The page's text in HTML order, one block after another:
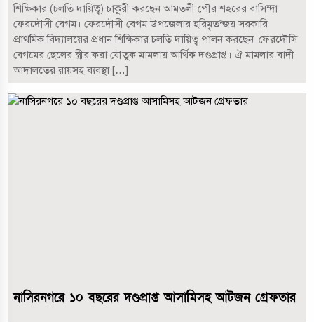
শিক্ষিকার (চলতি দায়িত্ব) চাকুরী করছেন আমতলী পৌর শহরের বাসিন্দা
ফেরদৌসী বেগম। ফেরদৌসী বেগম উপজেলার হরিমৃতন্জয় সরকারি
প্রাথমিক বিদ্যালয়ের প্রধান শিক্ষিকার চলতি দায়িত্ব পালন করছেন।ফেরদৌসি
বেগমের ছেলের স্ত্রীর করা যৌতুক মামলায় আর্থিক দণ্ডপ্রাপ্ত। ঐ মামলার বাদী
আদালতের রায়সহ ব্যবস্থা […]
নাসিরনগরে ১০ বছরের দণ্ডপ্রাপ্ত আসামিসহ আটজন গ্রেফতার